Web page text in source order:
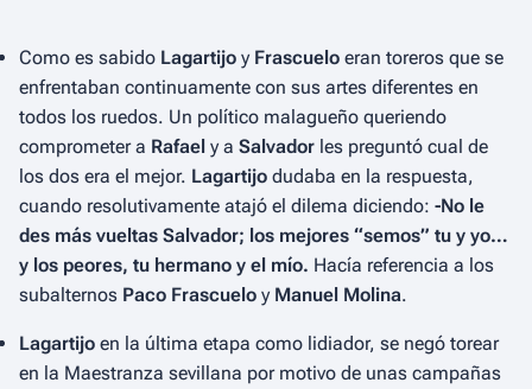
Como es sabido Lagartijo y Frascuelo eran toreros que se
enfrentaban continuamente con sus artes diferentes en
todos los ruedos. Un político malagueño queriendo
comprometer a Rafael y a Salvador les preguntó cual de
los dos era el mejor. Lagartijo dudaba en la respuesta,
cuando resolutivamente atajó el dilema diciendo: -No le
des más vueltas Salvador; los mejores “semos” tu y yo…
y los peores, tu hermano y el mío. Hacía referencia a los
subalternos Paco Frascuelo y Manuel Molina.
Lagartijo en la última etapa como lidiador, se negó torear
en la Maestranza sevillana por motivo de unas campañas